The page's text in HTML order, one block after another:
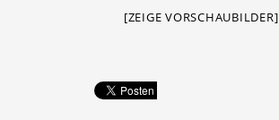
[ZEIGE VORSCHAUBILDER]